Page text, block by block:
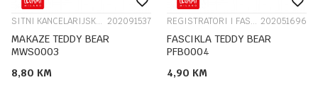
SITNI KANCELARIJSKI PRIBOR 202091537
MAKAZE TEDDY BEAR
MWS0003
8,80 KM
REGISTRATORI I FASCIKLE 202051696
FASCIKLA TEDDY BEAR
PFB0004
4,90 KM